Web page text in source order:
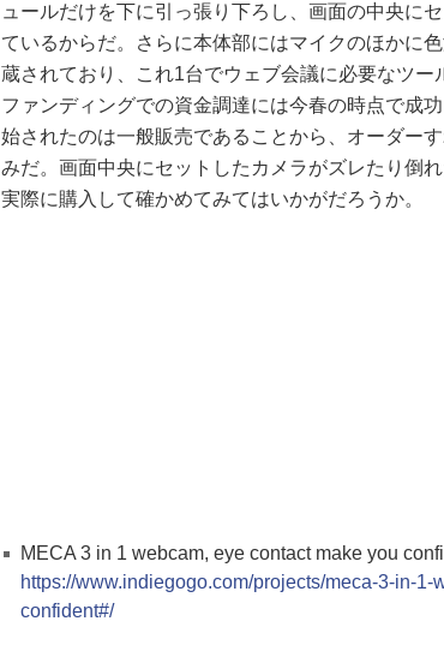
ュールだけを下に引っ張り下ろし、画面の中央に
ているからだ。さらに本体部にはマイクのほかに
蔵されており、これ1台でウェブ会議に必要なツー
ファンディングでの資金調達には今春の時点で成
始されたのは一般販売であることから、オーダー
みだ。画面中央にセットしたカメラがズレたり倒
実際に購入して確かめてみてはいかがだろうか。
MECA 3 in 1 webcam, eye contact make you
https://www.indiegogo.com/projects/meca-3-in-
confident#/